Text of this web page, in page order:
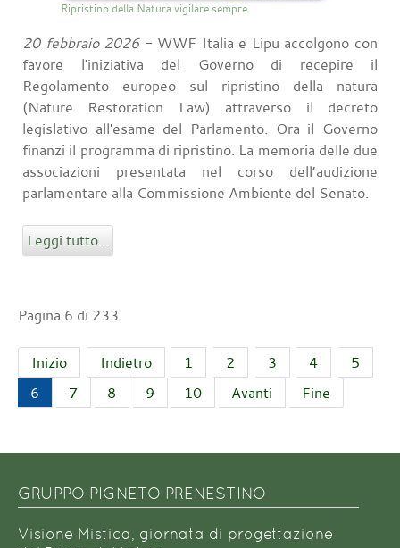
Ripristino della Natura vigilare sempre
20 febbraio 2026- WWF Italia e Lipu accolgono con
favore l'iniziativa del Governo di recepire il
Regolamento europeo sul ripristino della natura
(Nature Restoration Law) attraverso il decreto
legislativo all'esame del Parlamento. Ora il Governo
finanzi il programma di ripristino. La memoria delle due
associazioni presentata nel corso dell’audizione
parlamentare alla Commissione Ambiente del Senato.
Leggi tutto...
Pagina 6 di 233
Inizio Indietro 1 2 3 4
5
6
7 8 9 10 Avanti Fine
GRUPPO PIGNETO PRENESTINO
Visione Mistica, giornata di progettazione